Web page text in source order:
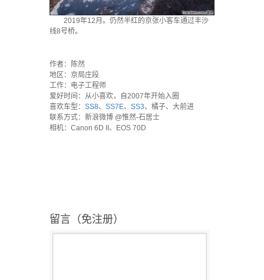
2019年12月。仍然半红的京张小客车通过丰沙
线8号桥。
作者：陈然
地区：京局庄段
工作：电子工程师
爱好时间：从小喜欢，自2007年开始入圈
喜欢车型： SS8、 SS7E、 SS3、橘子、大前进
联系方式：新浪微博 @惟然-石居士
相机：Canon 6D II、EOS 70D
留言（免注册）